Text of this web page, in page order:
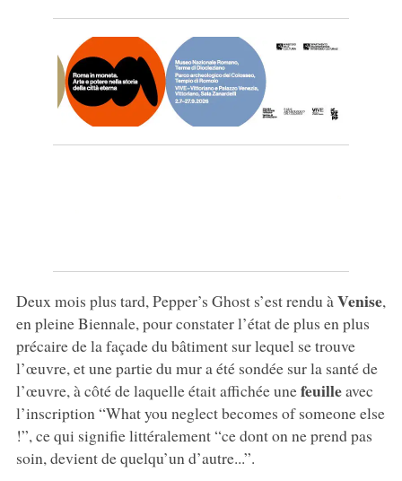
Deux mois plus tard, Pepper’s Ghost s’est rendu à Venise,
en pleine Biennale, pour constater l’état de plus en plus
précaire de la façade du bâtiment sur lequel se trouve
l’œuvre, et une partie du mur a été sondée sur la santé de
l’œuvre, à côté de laquelle était affichée unefeuilleavec
l’inscription “What you neglect becomes of someone else
!”, ce qui signifie littéralement “ce dont on ne prend pas
soin, devient de quelqu’un d’autre...”.